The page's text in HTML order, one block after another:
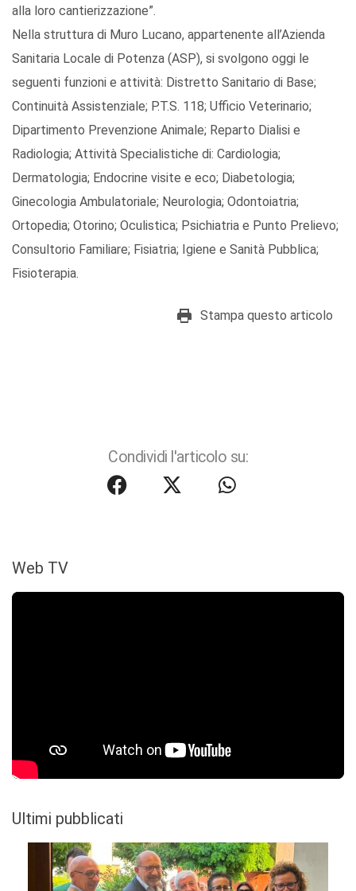
alla loro cantierizzazione”.
Nella struttura di Muro Lucano, appartenente all’Azienda
Sanitaria Locale di Potenza (ASP), si svolgono oggi le
seguenti funzioni e attività: Distretto Sanitario di Base;
Continuità Assistenziale; P.T.S. 118; Ufficio Veterinario;
Dipartimento Prevenzione Animale; Reparto Dialisi e
Radiologia; Attività Specialistiche di: Cardiologia;
Dermatologia; Endocrine visite e eco; Diabetologia;
Ginecologia Ambulatoriale; Neurologia; Odontoiatria;
Ortopedia; Otorino; Oculistica; Psichiatria e Punto Prelievo;
Consultorio Familiare; Fisiatria; Igiene e Sanità Pubblica;
Fisioterapia.
Stampa questo articolo
Condividi l'articolo su:
Web TV
Ultimi pubblicati